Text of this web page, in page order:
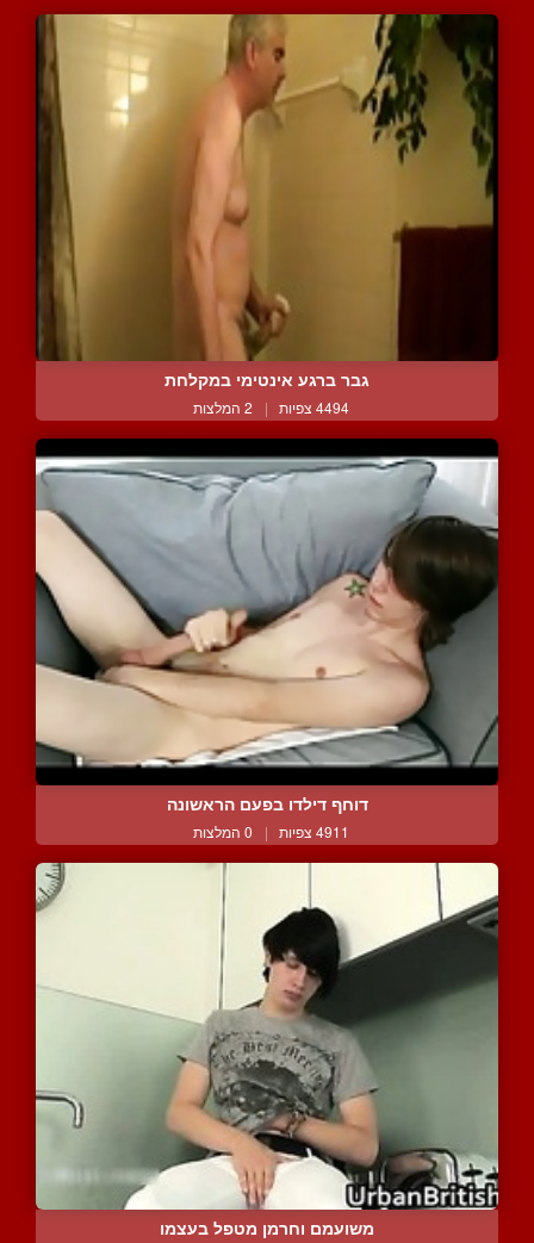
גבר ברגע אינטימי במקלחת
4494 צפיות | 2 המלצות
דוחף דילדו בפעם הראשונה
4911 צפיות | 0 המלצות
משועמם וחרמן מטפל בעצמו